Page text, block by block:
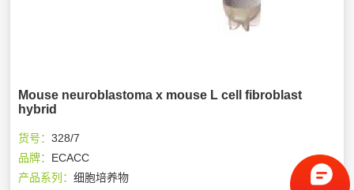
Mouse neuroblastoma x mouse L cell fibroblast
hybrid
货号：328/7
品牌： ECACC
产品系列：细胞培养物